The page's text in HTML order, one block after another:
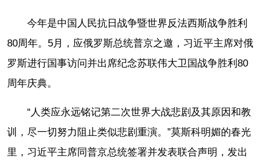
今年是中国人民抗日战争暨世界反法西斯战争胜利
80周年。5月，应俄罗斯总统普京之邀，习近平主席对俄
罗斯进行国事访问并出席纪念苏联伟大卫国战争胜利80
周年庆典。
“人类应永远铭记第二次世界大战悲剧及其原因和教
训，尽一切努力阻止类似悲剧重演。”莫斯科明媚的春光
里，习近平主席同普京总统签署并发表联合声明，发出